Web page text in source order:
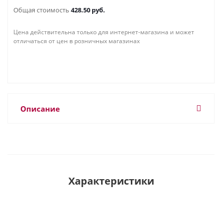
Общая стоимость 428.50 руб.
Цена действительна только для интернет-магазина и может
отличаться от цен в розничных магазинах
Описание
Характеристики